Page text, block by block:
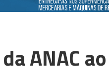
ANAC